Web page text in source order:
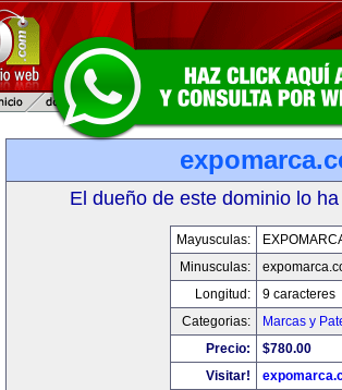
El dueño de este dominio lo
Mayusculas:
Minusculas:
Longitud:
9 caracteres
Categorias:
Marcas y
Precio:
$780.00
Visitar!